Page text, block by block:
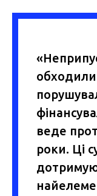
обходили
веде
роки. Ці